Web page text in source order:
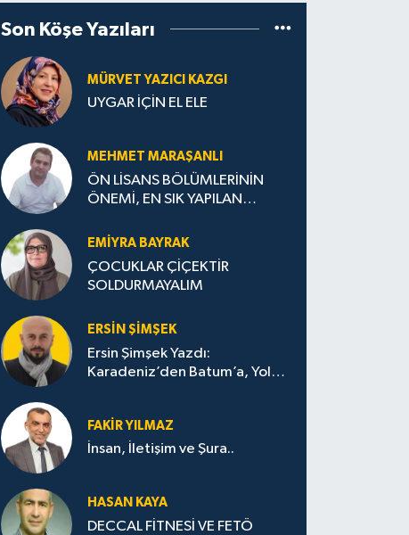
Son Köşe Yazıları
MÜRVET YAZICI KAZGI
UYGAR İÇİN EL ELE
MEHMET MARAŞANLI
ÖN LİSANS BÖLÜMLERİNİN
ÖNEMİ, EN SIK YAPILAN
STRATEJİLERİ
EMIYRA BAYRAK
ÇOCUKLAR ÇİÇEKTİR
SOLDURMAYALIM
ERSIN ŞIMŞEK
Ersin Şimşek Yazdı:
Karadeniz’den Batum’a, Yolun
FAKIR YILMAZ
İnsan, İletişim ve Şura..
HASAN KAYA
DECCAL FİTNESİ VE FETÖ